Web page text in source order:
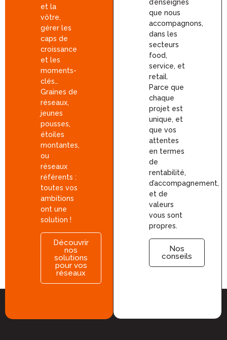
et la
vôtre,
gérer les
caps de
croissance
et les
moments-
clés…
Graines de
réseaux,
jeunes
pousses,
étoiles
montantes,
ou
réseaux
référents :
toutes vos
ambitions
ont une
solution !
Découvrir
nos
solutions
pour vos
réseaux
d’enseignes
que nous
accompagnons,
dans les
secteurs
food,
service, et
retail.
Parce que
chaque
projet est
unique, et
que vos
attentes
en termes
de
rentabilité,
d’accompagnement,
et de
valeurs
vous sont
propres.
Nos
conseils